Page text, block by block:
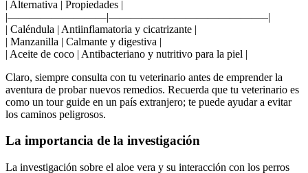
| Alternativa | Propiedades |
|—————————|——————————————–|
| Caléndula | Antiinflamatoria y cicatrizante |
| Manzanilla | Calmante y digestiva |
| Aceite de coco | Antibacteriano y nutritivo para la piel |
Claro, siempre consulta con tu veterinario antes de emprender la
aventura de probar nuevos remedios. Recuerda que tu veterinario es
como un tour guide en un país extranjero; te puede ayudar a evitar
los caminos peligrosos.
La importancia de la investigación
La investigación sobre el aloe vera y su interacción con los perros